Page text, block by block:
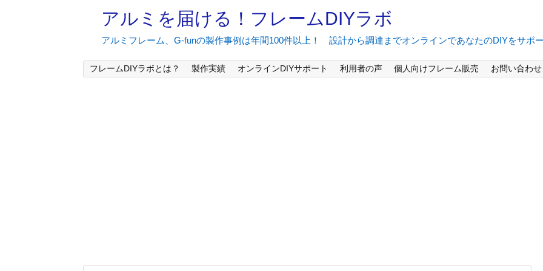
アルミを届ける！フレームDIYラボ
アルミフレーム、G-funの製作事例は年間100件以上！ 設計から調達までオンラインであなたのDIYをサポ
フレームDIYラボとは？ 製作実績 オンラインDIYサポート 利用者の声 個人向けフレーム販売 お問い合わせ